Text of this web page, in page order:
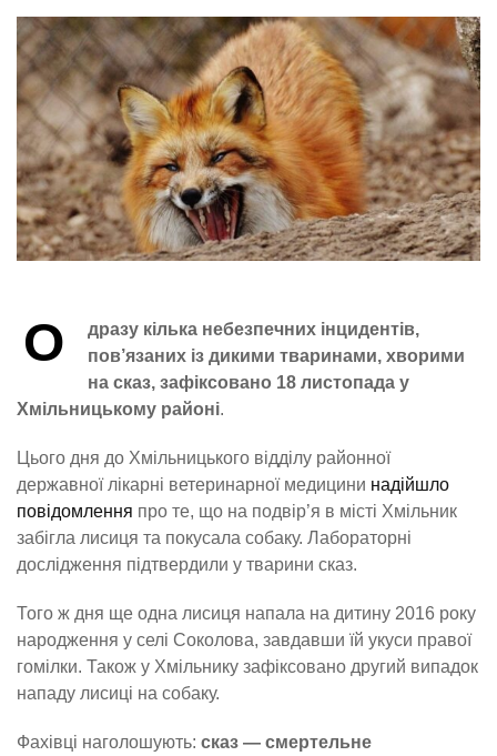
О
дразу кілька небезпечних інцидентів,
пов’язаних із дикими тваринами, хворими
на сказ, зафіксовано 18 листопада у
Хмільницькому районі.
Цього дня до Хмільницького відділу районної
державної лікарні ветеринарної медицини надійшло
повідомлення про те, що на подвір’я в місті Хмільник
забігла лисиця та покусала собаку. Лабораторні
дослідження підтвердили у тварини сказ.
Того ж дня ще одна лисиця напала на дитину 2016 року
народження у селі Соколова, завдавши їй укуси правої
гомілки. Також у Хмільнику зафіксовано другий випадок
нападу лисиці на собаку.
Фахівці наголошують: сказ — смертельне